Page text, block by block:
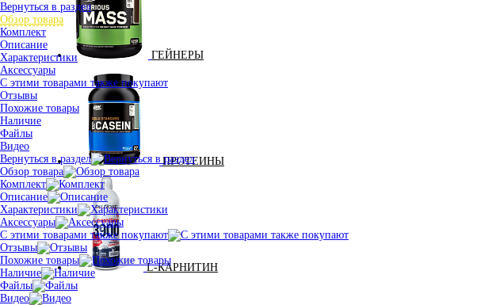
ГЕЙНЕРЫ
ПРОТЕИНЫ
L-КАРНИТИН
Вернуться в раздел
Обзор товара
Комплект
Описание
Характеристики
Аксессуары
С этими товарами также покупают
Отзывы
Похожие товары
Наличие
Файлы
Видео
Вернуться в раздел
Обзор товара
Комплект
Описание
Характеристики
Аксессуары
С этими товарами также покупают
Отзывы
Похожие товары
Наличие
Файлы
Видео